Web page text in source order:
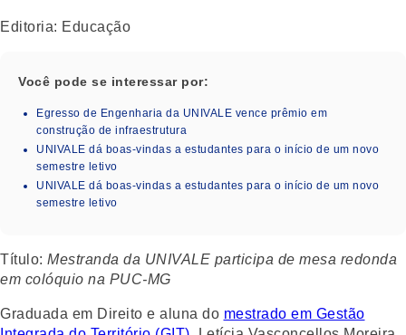
Editoria: Educação
Você pode se interessar por:
Egresso de Engenharia da UNIVALE vence prêmio em
construção de infraestrutura
UNIVALE dá boas-vindas a estudantes para o início de um novo
semestre letivo
UNIVALE dá boas-vindas a estudantes para o início de um novo
semestre letivo
Título: Mestranda da UNIVALE participa de mesa redonda
em colóquio na PUC-MG
Graduada em Direito e aluna do mestrado em Gestão